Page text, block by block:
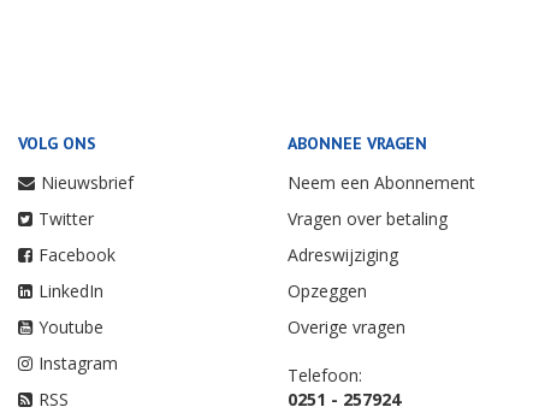
VOLG ONS
Nieuwsbrief
Twitter
Facebook
LinkedIn
Youtube
Instagram
RSS
ABONNEE VRAGEN
Neem een Abonnement
Vragen over betaling
Adreswijziging
Opzeggen
Overige vragen
Telefoon:
0251 - 257924